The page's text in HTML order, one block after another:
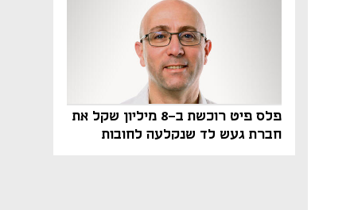
פלס פיט רוכשת ב-8 מיליון שקל את
חברת געש לד שנקלעה לחובות